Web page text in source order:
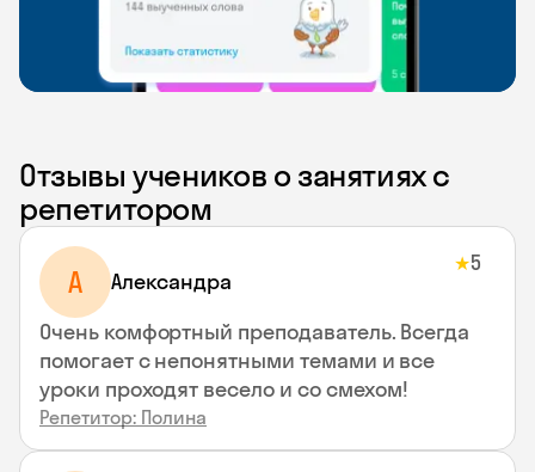
Отзывы учеников о занятиях с
репетитором
A Aлександра
★5
Очень комфортный преподаватель. Всегда
помогает с непонятными темами и все
уроки проходят весело и со смехом!
Репетитор: Полина